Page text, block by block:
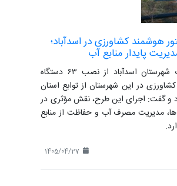
۶۳ کنتور هوشمند کشاورزی در اسدآباد؛
پایدار منابع آب
مدیر منابع آب شهرستان اسدآباد از نصب ۶۳ دستگاه
در این شهرستان از توابع استان
و گفت: اجرای این طرح، نقش مؤثری در
مدیریت مصرف آب و حفاظت از منابع